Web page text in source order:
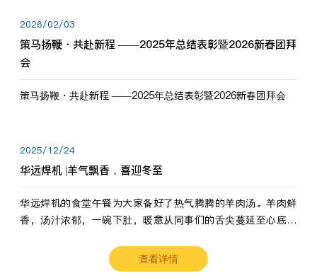
2026/02/03
策马扬鞭・共赴新程 ——2025年总结表彰暨2026新春团拜
会
策马扬鞭・共赴新程 ——2025年总结表彰暨2026新春团拜会
2025/12/24
华远焊机 |羊气飘香，喜迎冬至
华远焊机的食堂午餐为大家备好了热气腾腾的羊肉汤。羊肉鲜
香，汤汁浓郁，一碗下肚，暖意从同事们的舌尖蔓延至心底。
查看详情